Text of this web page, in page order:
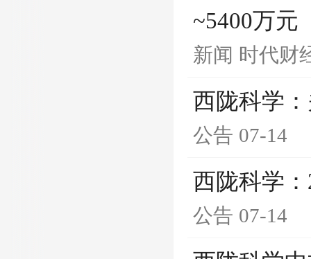
~5400万元
新闻 时代财
西陇科学
公告 07-14
西陇科学
公告 07-14